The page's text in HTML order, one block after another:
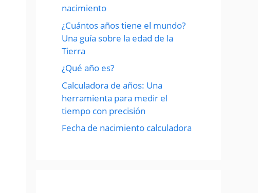
nacimiento
¿Cuántos años tiene el mundo?
Una guía sobre la edad de la
Tierra
¿Qué año es?
Calculadora de años: Una
herramienta para medir el
tiempo con precisión
Fecha de nacimiento calculadora